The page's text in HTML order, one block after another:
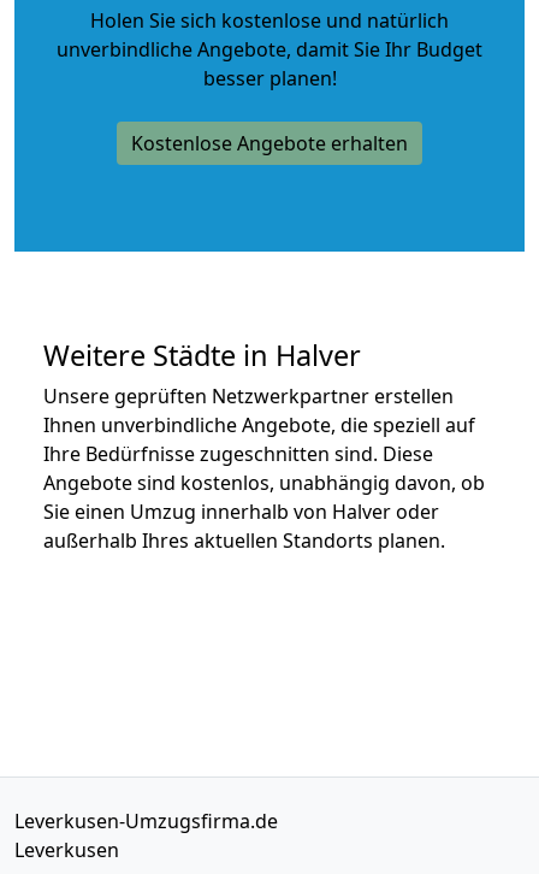
Holen Sie sich kostenlose und natürlich
unverbindliche Angebote, damit Sie Ihr Budget
besser planen!
Kostenlose Angebote erhalten
Weitere Städte in Halver
Unsere geprüften Netzwerkpartner erstellen
Ihnen unverbindliche Angebote, die speziell auf
Ihre Bedürfnisse zugeschnitten sind. Diese
Angebote sind kostenlos, unabhängig davon, ob
Sie einen Umzug innerhalb von Halver oder
außerhalb Ihres aktuellen Standorts planen.
Leverkusen-Umzugsfirma.de
Leverkusen